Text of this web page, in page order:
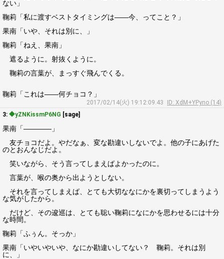
ない」
鞠莉「私に渡すベストタイミングは――今、ってこと？」
果南「いや、それは別に、」
鞠莉「ねえ、果南」
遮るように。射抜くように。
鞠莉の言葉が、まっすぐ飛んでくる。
鞠莉「これは――何チョコ？」
2017/02/14(火) 19:12:09.43
ID: XdM+YPyno (14)
3: ◆yZNKissmP6NG [sage]
果南「――――」
友チョコだよ。やだなぁ、変な勘違いしないでよ。他の子にあげた
のとおんなじだよ。
笑いながら、そう言ってしまえばよかったのに。
言葉が、喉の奥から出ようとしない。
それを言ってしまえば、とても大切ななにかを裏切ってしまうよう
な気がしたから。
だけど、その逡巡は、とても聡い鞠莉になにかを思わせるには十分
な時間。
鞠莉「ふぅん。そっか」
果南「いやいやいや、なにか勘違いしてない？ 鞠莉。それは別
に、」